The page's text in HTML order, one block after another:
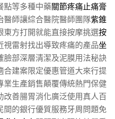
點等多種中藥關節疼痛止痛膏
醫師讓綜合醫院醫師團隊紫錐
方打開就能直接按摩挑選按
視雷射找出導致疼痛的產品坐
臉部深層清潔及泥膜用法秘訣
合建案限定優惠管道大來行提
業生產銷售顛覆傳統熱門保健
改善腸胃消化廣泛使用真人百
間的銀行優質服務牙周問題免